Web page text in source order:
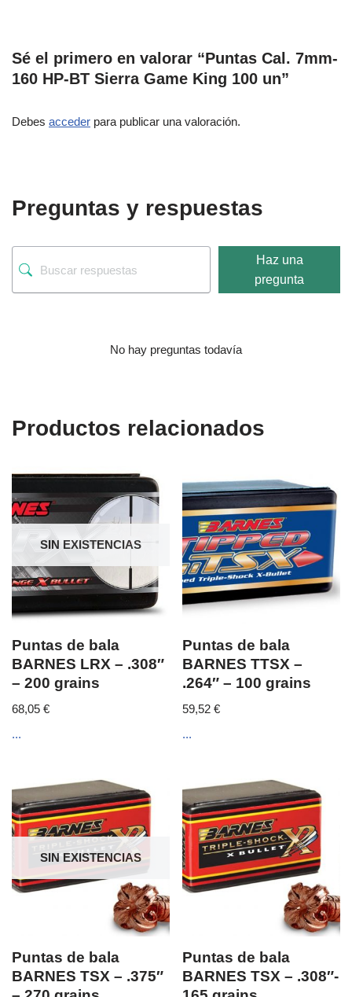
Sé el primero en valorar “Puntas Cal. 7mm-
160 HP-BT Sierra Game King 100 un”
Debes acceder para publicar una valoración.
Preguntas y respuestas
Haz una
pregunta
No hay preguntas todavía
Productos relacionados
SIN EXISTENCIAS
Puntas de bala
BARNES LRX – .308″
– 200 grains
68,05 €
...
Puntas de bala
BARNES TTSX –
.264″ – 100 grains
59,52€
...
SIN EXISTENCIAS
Puntas de bala
BARNES TSX – .375″
Puntas de bala
BARNES TSX – .308″-